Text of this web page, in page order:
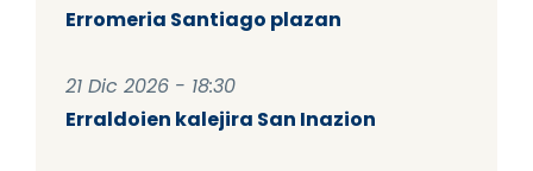
Erromeria Santiago plazan
21 Dic 2026 - 18:30
Erraldoien kalejira San Inazion